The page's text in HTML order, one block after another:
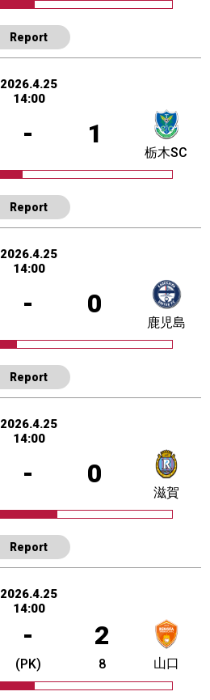
Report
2026.4.25
14:00
- 1
栃木SC
Report
2026.4.25
14:00
- 0
鹿児島
Report
2026.4.25
14:00
- 0
滋賀
Report
2026.4.25
14:00
- 2
(PK) 8 山口